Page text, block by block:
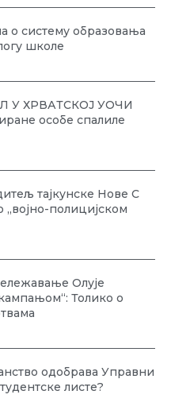
о систему образовања
школе
У ХРВАТСКОЈ УОЧИ
особе спалиле
тајкунске Нове С
„војно-полицијском
Олује
Толико о
одобрава Управни
листе?